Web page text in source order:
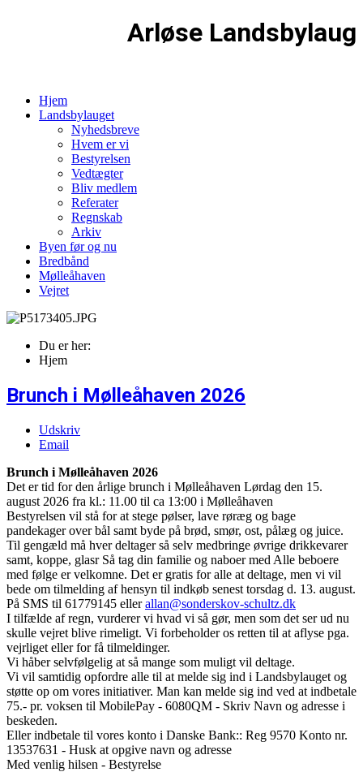
Arløse Landsbylaug
Hjem
Landsbylauget
Nyhedsbreve
Hvem er vi
Bestyrelsen
Vedtægter
Bliv medlem
Referater
Regnskab
Arkiv
Byen før og nu
Bredbånd
Mølleåhaven
Vejret
Du er her:
Hjem
Brunch i Mølleåhaven 2026
Udskriv
Email
Brunch i Mølleåhaven 2026
Det er tid for den årlige brunch i Mølleåhaven Lørdag den 15.
august 2026 fra kl.: 11.00 til ca 13:00 i Mølleåhaven
Bestyrelsen vil stå for at stege pølser, lave røræg og bage
pandekager over bål samt byde på brød, smør, ost, pålæg og juice.
Til gengæld må hver deltager så selv medbringe øvrige drikkevarer
samt, koppe, glasr Så tag din familie og naboer med Alle beboere
med følge er velkomne. Det er gratis for alle at deltage, men vi vil
bede om tilmelding af hensyn til indkøb senest torsdag d. 13. august.
På SMS til 61779145 ellerallan@sonderskov-schultz.dk
I tilfælde af regn, vurderer vi hvad vi så gør, men som det ser ud nu
skulle vejret blive rimeligt. Vi forbeholder os retten til at aflyse pga.
vejrliget eller for få tilmeldinger.
Vi håber selvfølgelig at så mange som muligt vil deltage.
Vi vil samtidig opfordre alle til at melde sig ind i Landsbylauget og
støtte op om vores initiativer. Man kan melde sig ind ved at indbetale
75.- pr. voksen til MobilePay - 6080QM - Skriv Navn og adresse i
beskeden.
Eller indbetale til vores konto i Danske Bank:: Reg 9570 Konto nr.
13537631 - Husk at opgive navn og adresse
Med venlig hilsen - Bestyrelse